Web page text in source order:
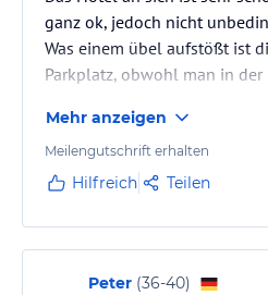
ganz ok, jedoch nicht
Was einem übel aufstößt ist
Parkplatz, obwohl man in
fehlt es den Zimmern leider
Die Sauberkeit der Zimmer
ich ab dem zweiten Tag
Für einen Businesstrip finde
privat würde ich für den Preis
Mehr anzeigen
Meilengutschrift erhalten
Hilfreich Teilen
Peter (36-40)